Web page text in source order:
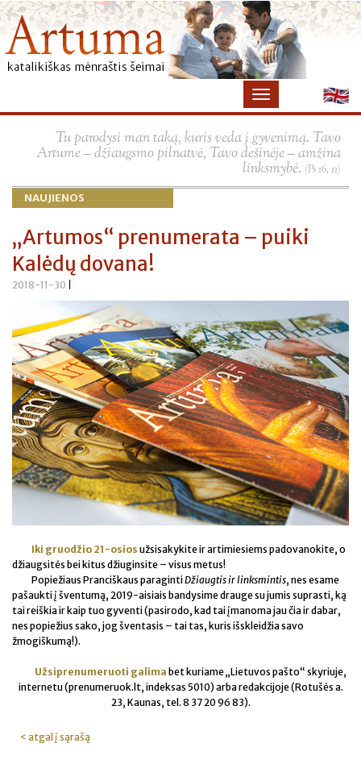
Tu parodysi man taką, kuris veda į gyvenimą. Tavo
Artume – džiaugsmo pilnatvė, Tavo dešinėje – amžina
linksmybė. (Ps 16, 11)
NAUJIENOS
„Artumos“ prenumerata – puiki
Kalėdų dovana!
2018-11-30
Iki gruodžio 21-osios užsisakykite ir artimiesiems padovanokite, o
džiaugsitės bei kitus džiuginsite – visus metus!
Popiežiaus Pranciškaus paragintiDžiaugtis ir linksmintis, nes esame
pašaukti į šventumą, 2019-aisiais bandysime drauge su jumis suprasti, ką
tai reiškia ir kaip tuo gyventi (pasirodo, kad tai įmanoma jau čia ir dabar,
nes popiežius sako, jog šventasis – tai tas, kuris išskleidžia savo
žmogiškumą!).
Užsiprenumeruoti galima bet kuriame „Lietuvos pašto“ skyriuje,
internetu (prenumeruok.lt, indeksas 5010) arba redakcijoje (Rotušės a.
23, Kaunas, tel. 8 37 20 96 83).
< atgal į sąrašą
×